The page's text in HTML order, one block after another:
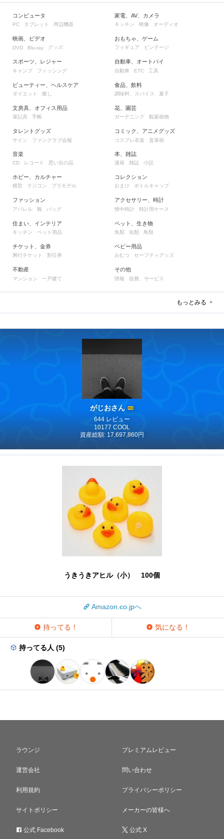
コンピュータ
PC タブレット 周辺機器
映画、ビデオ
DVD Blu-ray グッズ
スポーツ、レジャー
キャンプ フィッシング
ビューティー、ヘルスケア
ダイエット 癒し
文房具、オフィス用品
筆記具 手帳
タレントグッズ
サイン ファンクラブ会報
家電、AV、カメラ
キッチン 映像 オーディオ
おもちゃ、ゲーム
フィギュア ビンテージ
自動車、オートバイ
自動車 ETC 工具
食品、飲料
調味料、スパイス 菓子
花、園芸
ガーデニング 観葉植物
コミック、アニメグッズ
コスプレ衣装 直筆画
音楽
CD レコード 思い出の品
ホビー、カルチャー
模型 ラジコン プラモデル
ファッション
アパレル 靴 バッグ
住まい、インテリア
キッチン ペット用品
チケット、金券
興行チケット 割引券
不動産
マンション 一戸建て
本、雑誌
漫画 雑誌 小説
コレクション
おまけ ボトルキャップ
アクセサリー、時計
懐中時計 時計用ケース
ペット、生き物
魚類 虫類 鳥類
ベビー用品
おむつ セーフティグッズ
その他
情報 役務、サービス
もっとみる
がじおさん
644 レビュー
10177 COOL
資産総額: 17,697,860円
うきうきアヒル（小） 100個
Amazon.co.jpへ
持ってる！ 気になる！
持ってる人 (5)
ラウンジ プレミアムレビュー
運営会社 問い合わせ
利用規約 プライバシーポリシー
サイトポリシー メーカーの皆様へ
公式 Facebook 公式 X